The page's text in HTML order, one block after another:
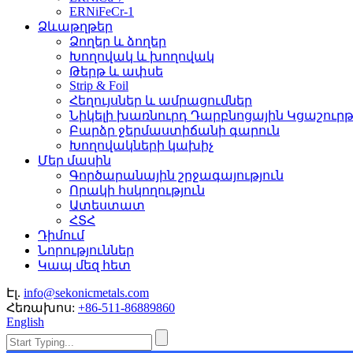
ERNiFeCr-1
Ձևաթղթեր
Ձողեր և ձողեր
Խողովակ և խողովակ
Թերթ և ափսե
Strip & Foil
Հեղույսներ և ամրացումներ
Նիկելի խառնուրդ Դարբնոցային
Բարձր ջերմաստիճանի գարուն
Խողովակների կախիչ
Մեր մասին
Գործարանային շրջագայություն
Որակի հսկողություն
Ատեստատ
ՀՏՀ
Դիմում
Նորություններ
Կապ մեզ հետ
Էլ. info@sekonicmetals.com
Հեռախոս: +86-511-86889860
English